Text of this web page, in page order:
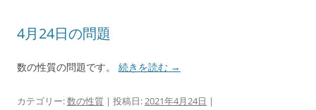
4月24日の問題
数の性質の問題です。 続きを読む →
カテゴリー:数の性質 | 投稿日:2021年4月24日 |